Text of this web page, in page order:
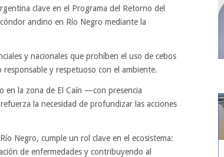
clave en el Programa del Retorno del
andino en Río Negro mediante la
y nacionales que prohíben el uso de cebos
y respetuoso con el ambiente.
en la zona de El Caín —con presencia
la necesidad de profundizar las acciones
Negro, cumple un rol clave en el ecosistema:
de enfermedades y contribuyendo al